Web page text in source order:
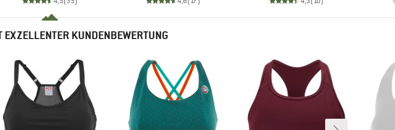
EXZELLENTER KUNDENBEWERTUNG